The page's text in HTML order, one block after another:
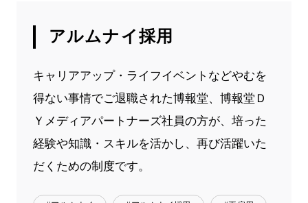
アルムナイ採用
キャリアアップ・ライフイベントなどやむを
得ない事情でご退職された博報堂、博報堂Ｄ
Ｙメディアパートナーズ社員の方が、培った
経験や知識・スキルを活かし、再び活躍いた
だくための制度です。